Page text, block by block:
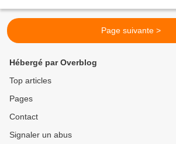
Page suivante >
Hébergé par Overblog
Top articles
Pages
Contact
Signaler un abus